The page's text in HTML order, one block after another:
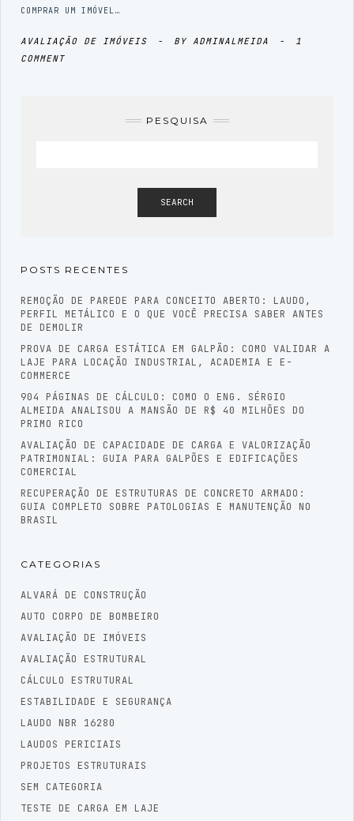
COMPRAR UM IMÓVEL…
AVALIAÇÃO DE IMÓVEIS - BY ADMINALMEIDA -
1
COMMENT
PESQUISA
SEARCH
POSTS RECENTES
REMOÇÃO DE PAREDE PARA CONCEITO ABERTO: LAUDO,
PERFIL METÁLICO E O QUE VOCÊ PRECISA SABER ANTES
DE DEMOLIR
PROVA DE CARGA ESTÁTICA EM GALPÃO: COMO VALIDAR A
LAJE PARA LOCAÇÃO INDUSTRIAL, ACADEMIA E E-
COMMERCE
904 PÁGINAS DE CÁLCULO: COMO O ENG. SÉRGIO
ALMEIDA ANALISOU A MANSÃO DE R$ 40 MILHÕES DO
PRIMO RICO
AVALIAÇÃO DE CAPACIDADE DE CARGA E VALORIZAÇÃO
PATRIMONIAL: GUIA PARA GALPÕES E EDIFICAÇÕES
COMERCIAL
RECUPERAÇÃO DE ESTRUTURAS DE CONCRETO ARMADO:
GUIA COMPLETO SOBRE PATOLOGIAS E MANUTENÇÃO NO
BRASIL
CATEGORIAS
ALVARÁ DE CONSTRUÇÃO
AUTO CORPO DE BOMBEIRO
AVALIAÇÃO DE IMÓVEIS
AVALIAÇÃO ESTRUTURAL
CÁLCULO ESTRUTURAL
ESTABILIDADE E SEGURANÇA
LAUDO NBR 16280
LAUDOS PERICIAIS
PROJETOS ESTRUTURAIS
SEM CATEGORIA
TESTE DE CARGA EM LAJE